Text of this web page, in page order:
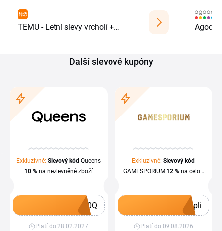
TEMU - Letní slevy vrcholí +
Agoda
Další slevové kupóny
Exkluzivně:Slevový kód Queens
10 % na nezlevněné zboží
Získat kupón
10Q
Platí do 28.02.2027
Exkluzivně:Slevový kód
GAMESPORIUM 12 %na celou
Získat kupón
pli
Platí do 09.08.2026